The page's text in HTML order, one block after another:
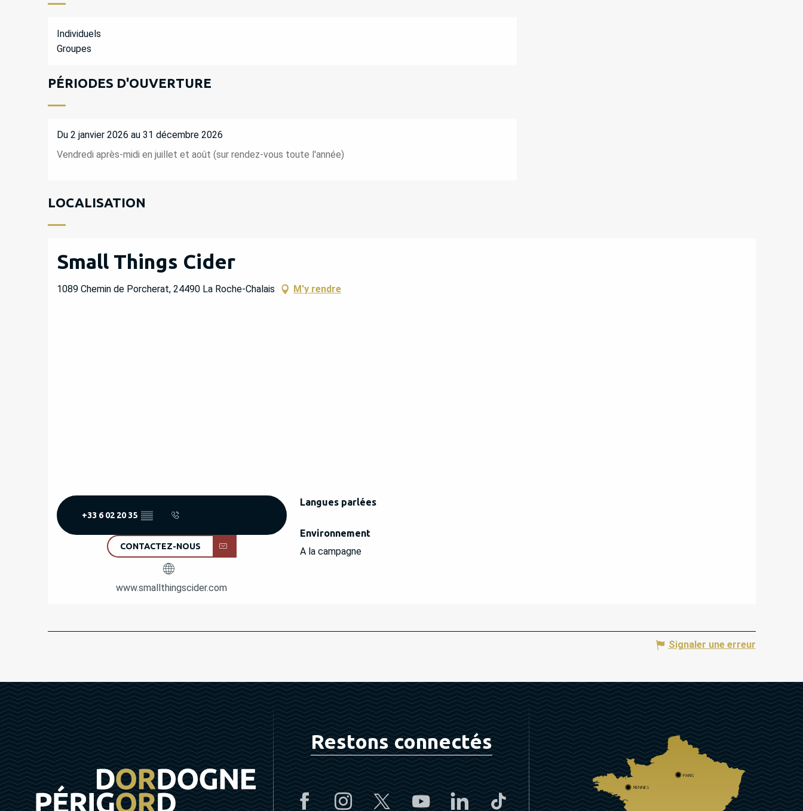
Individuels
Groupes
PÉRIODES D'OUVERTURE
Du 2 janvier 2026 au 31 décembre 2026
Vendredi après-midi en juillet et août (sur rendez-vous toute l'année)
LOCALISATION
Small Things Cider
1089 Chemin de Porcherat, 24490 La Roche-Chalais M'y rendre
+33 6 02 20 35 ▒▒
CONTACTEZ-NOUS
www.smallthingscider.com
Langues parlées
Langues parlées
Environnement
Environnement
A la campagne
Signaler une erreur
Restons connectés
PARIS
RENNES